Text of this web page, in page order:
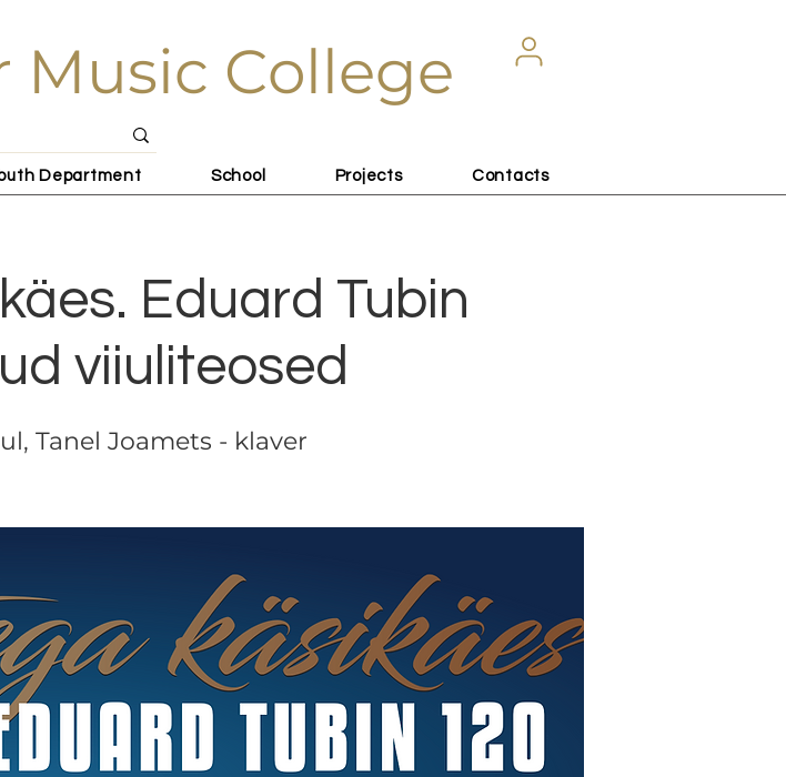
Music College
Department School Projects Contacts
Eduard Tubin
viiuliteosed
Tanel Joamets - klaver